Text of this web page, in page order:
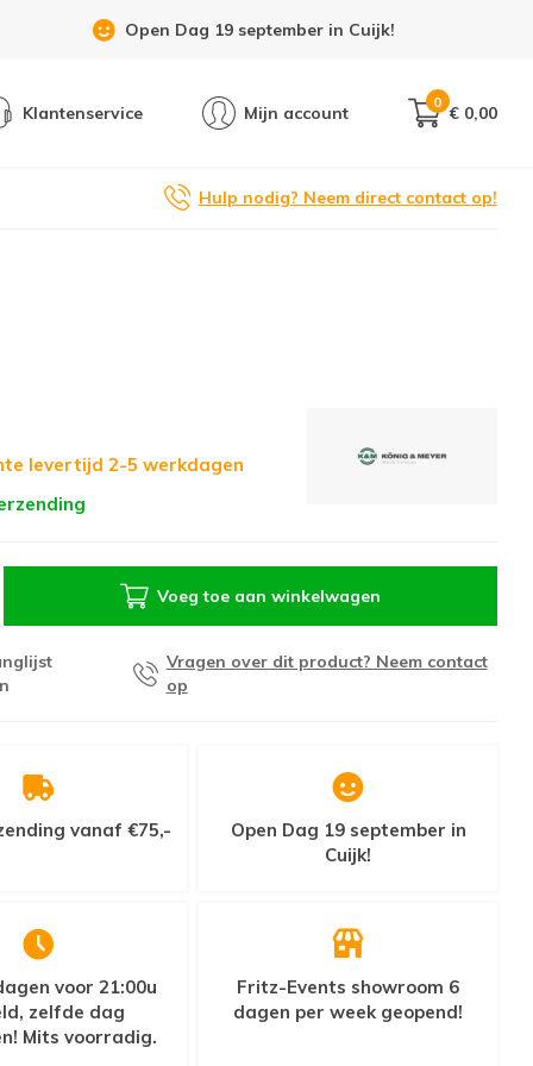
Open Dag 19 september in Cuijk!
Klantenservice Mijn account
0
€ 0,00
Hulp nodig? Neem direct contact op!
levertijd 2-5 werkdagen
Voeg toe aan winkelwagen
Vragen over dit product? Neem contact
op
vanaf €75,-
Open Dag 19 september in
Cuijk!
voor 21:00u
zelfde dag
Mits voorradig.
Fritz-Events showroom 6
dagen per week geopend!